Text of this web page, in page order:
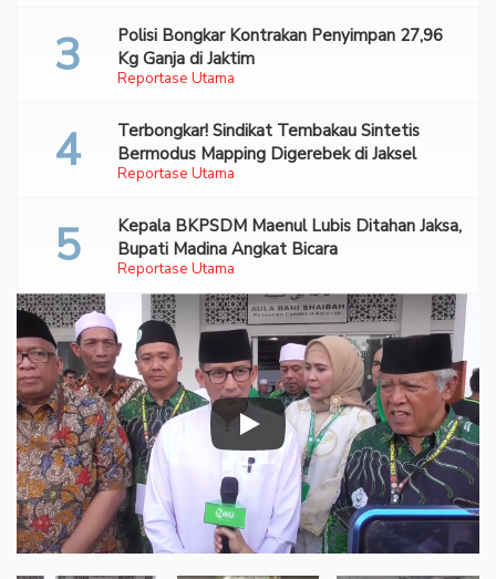
Reportase Utama
Polisi Bongkar Kontrakan Penyimpan 27,96
Kg Ganja di Jaktim
Reportase Utama
Terbongkar! Sindikat Tembakau Sintetis
Bermodus Mapping Digerebek di Jaksel
Reportase Utama
Kepala BKPSDM Maenul Lubis Ditahan Jaksa,
Bupati Madina Angkat Bicara